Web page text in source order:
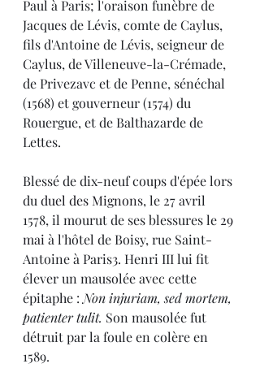
Paul à Paris; l'oraison funèbre de
Jacques de Lévis, comte de Caylus,
fils d'Antoine de Lévis, seigneur de
Caylus, de Villeneuve-la-Crémade,
de Privezavc et de Penne, sénéchal
(1568) et gouverneur (1574) du
Rouergue, et de Balthazarde de
Lettes.
Blessé de dix-neuf coups d'épée lors
du duel des Mignons, le 27 avril
1578, il mourut de ses blessures le 29
mai à l'hôtel de Boisy, rue Saint-
Antoine à Paris3. Henri III lui fit
élever un mausolée avec cette
épitaphe : Non injuriam, sed mortem,
patienter tulit. Son mausolée fut
détruit par la foule en colère en
1589.